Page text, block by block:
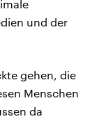
und der
gehen, die
Menschen
da